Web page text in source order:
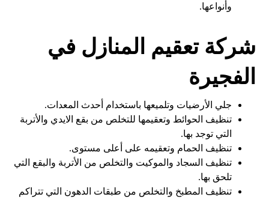
وأنواعها.
شركة تعقيم المنازل في
الفجيرة
جلي الأرضيات وتلميعها باستخدام أحدث المعدات.
تنظيف الحوائط وتعقيمها للتخلص من بقع الايدي والأتربة
التي توجد بها.
تنظيف الحمام وتعقيمه على أعلى مستوى.
تنظيف السجاد والموكيت والتخلص من الأتربة والبقع التي
تلحق بها.
تنظيف المطبخ والتخلص من طبقات الدهون التي تتراكم